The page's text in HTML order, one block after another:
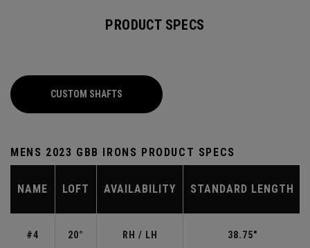
PRODUCT SPECS
CUSTOM SHAFTS
MENS 2023 GBB IRONS PRODUCT SPECS
NAME LOFT AVAILABILITY STANDARD LENGTH
#4 20° RH / LH 38.75"